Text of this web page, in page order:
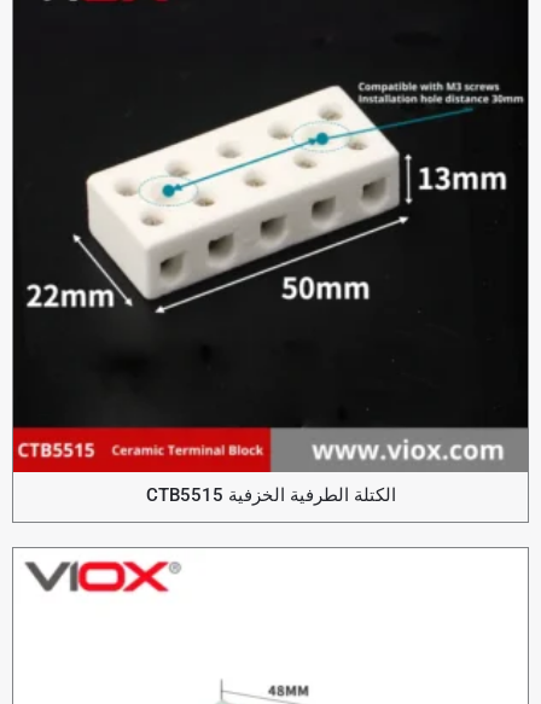
الكتلة الطرفية الخزفية CTB5515